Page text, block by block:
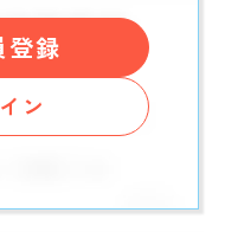
登録
ン